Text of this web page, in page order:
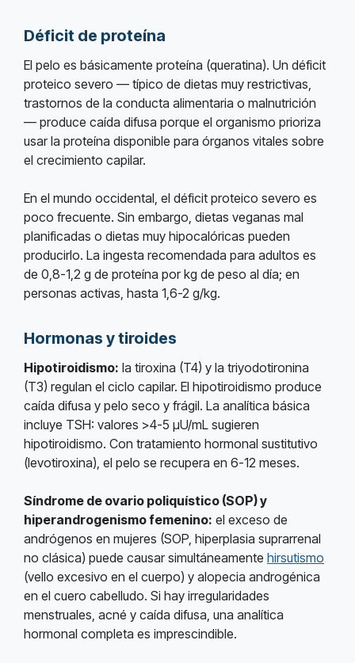
Déficit de proteína
El pelo es básicamente proteína (queratina). Un déficit
proteico severo — típico de dietas muy restrictivas,
trastornos de la conducta alimentaria o malnutrición
— produce caída difusa porque el organismo prioriza
usar la proteína disponible para órganos vitales sobre
el crecimiento capilar.
En el mundo occidental, el déficit proteico severo es
poco frecuente. Sin embargo, dietas veganas mal
planificadas o dietas muy hipocalóricas pueden
producirlo. La ingesta recomendada para adultos es
de 0,8-1,2 g de proteína por kg de peso al día; en
personas activas, hasta 1,6-2 g/kg.
Hormonas y tiroides
Hipotiroidismo: la tiroxina (T4) y la triyodotironina
(T3) regulan el ciclo capilar. El hipotiroidismo produce
caída difusa y pelo seco y frágil. La analítica básica
incluye TSH: valores >4-5 µU/mL sugieren
hipotiroidismo. Con tratamiento hormonal sustitutivo
(levotiroxina), el pelo se recupera en 6-12 meses.
Síndrome de ovario poliquístico (SOP) y
hiperandrogenismo femenino: el exceso de
andrógenos en mujeres (SOP, hiperplasia suprarrenal
no clásica) puede causar simultáneamente hirsutismo
(vello excesivo en el cuerpo) y alopecia androgénica
en el cuero cabelludo. Si hay irregularidades
menstruales, acné y caída difusa, una analítica
hormonal completa es imprescindible.